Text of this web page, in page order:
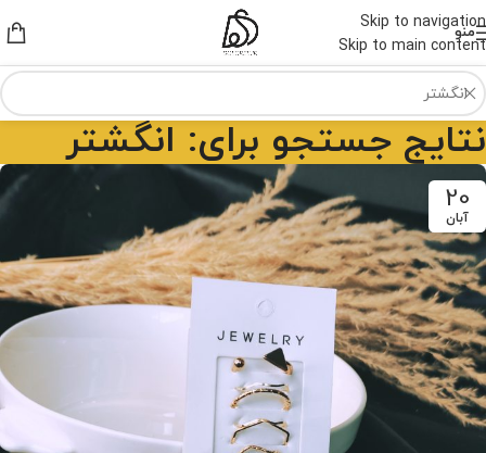
Skip to navigation
Skip to main content
منو
نتایج جستجو برای: انگشتر
20
آبان